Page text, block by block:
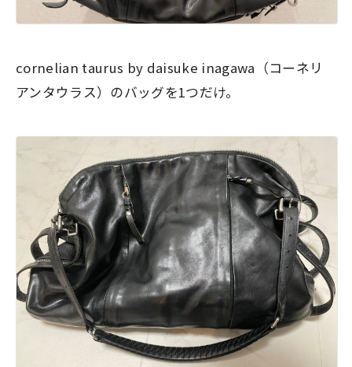
cornelian taurus by daisuke inagawa（コーネリ
アンタウラス）のバッグを1つだけ。